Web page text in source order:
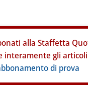
alla Staffetta
interamente gli
di prova